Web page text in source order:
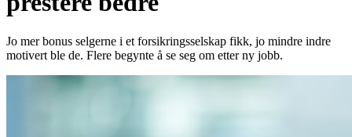
Jo mer bonus selgerne i et forsikringsselskap fikk, jo mindre indre
motivert ble de. Flere begynte å se seg om etter ny jobb.